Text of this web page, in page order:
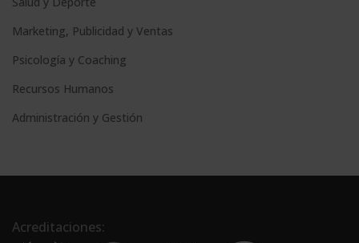
Marketing, Publicidad y Ventas
Psicología y Coaching
Recursos Humanos
Administración y Gestión
Acreditaciones: